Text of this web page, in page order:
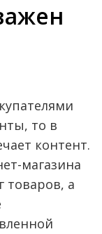
то в
контент.
магазина
товаров, а